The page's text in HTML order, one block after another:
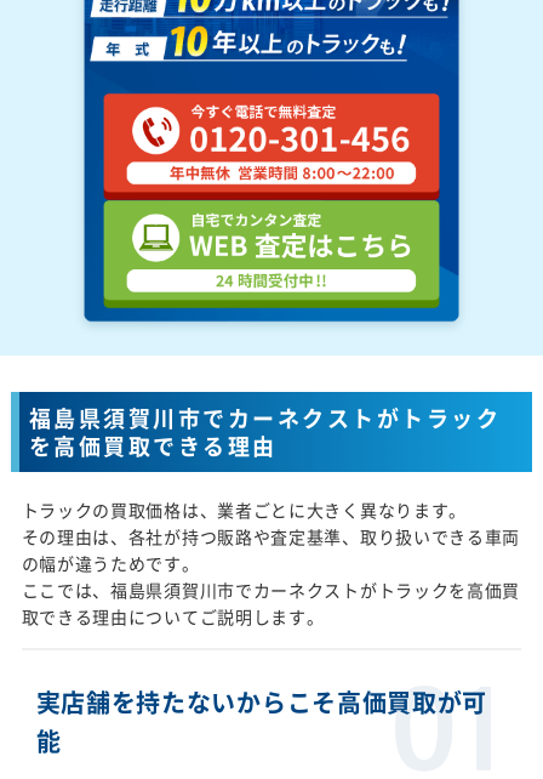
福島県須賀川市でカーネクストがトラック
を高価買取できる理由
トラックの買取価格は、業者ごとに大きく異なります。
その理由は、各社が持つ販路や査定基準、取り扱いできる車両
の幅が違うためです。
ここでは、福島県須賀川市でカーネクストがトラックを高価買
取できる理由についてご説明します。
実店舗を持たないからこそ高価買取が可
能